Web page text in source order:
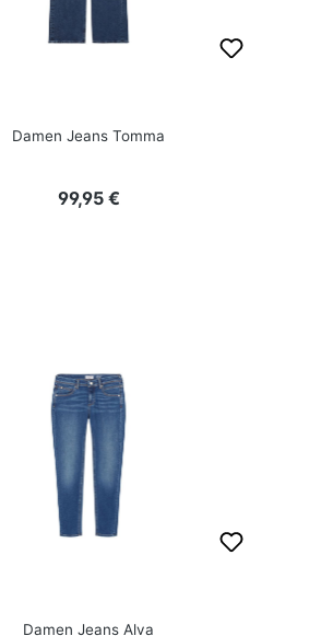
Damen Jeans Tomma
Regulärer Preis:
99,95 €
Damen Jeans Alva